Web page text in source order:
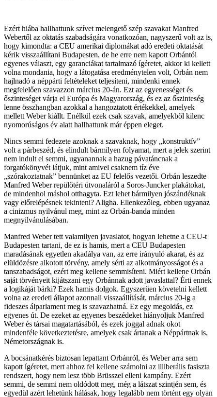
Ezért hiába hallhattunk szívet melengető szép szavakat Manfred
Webertől az oktatás szabadságára vonatkozóan, nagyszerű volt az is,
hogy kimondta: a CEU amerikai diplomákat adó eredeti oktatását
kérik visszaállítani Budapesten, de he erre nem kapott Orbántól
egyenes választ, egy garanciákat tartalmazó ígéretet, akkor ki kellett
volna mondania, hogy a látogatása eredménytelen volt, Orbán nem
hajlnadó a néppárti feltételeket teljesíteni, mindenki ennek
megfelelően szavazzon március 20-án. Ezt az egyenességet és
őszinteséget várja el Európa és Magyarország, és ez az őszinteség
lenne összhangban azokkal a hangoztatott értékekkel, amelyek
mellett Weber kiállt. Enélkül ezek csak szavak, amelyekből kilenc
nyomorúságos év alatt hallhattunk már éppen eleget.
Nincs semmi fedezete azoknak a szavaknak, hogy „konstruktív”
volt a párbeszéd, és elindult bármilyen folyamat, mert a jelek szerint
nem indult el semmi, ugyanannak a hazug pávatáncnak a
forgatókönyvét látjuk, mint amivel csaknem tíz éve
„szórakoztatnak” bennünket az EU felelős vezetői. Orbán leszedte
Manfred Weber repülőtéri útvonaláról a Soros-Juncker plakátokat,
de mindenhol máshol otthagyta. Ezt lehet bármilyen jószándéknak
vagy előrelépésnek tekinteni? Aligha. Ellenkezőleg, ebben ugyanaz
a cinizmus nyilvánul meg, mint az Orbán-banda minden
megnyilvánulásában.
Manfred Weber tett valamilyen javaslatot, hogyan lehetne a CEU-t
Budapesten tartani, de ez is hamis, mert a CEU Budapesten
maradásának egyetlen akadálya van, az erre irányuló akarat, és az
elüldözésre alkotott törvény, amely sérti az alkotmányosságot és a
tanszabadságot, ezért meg kellene semmisíteni. Miért kellene Orbán
saját törvényeit kijátszani egy Orbánnak adott javaslattal? Érti ennek
a logikáját bárki? Ezek hamis dolgok. Egyszerűen követelni kellett
volna az eredeti állapot azonnali visszaállítását, március 20-ig a
fideszes álparlament meg is szavazhatná. Ez egy megoldás, ez
egyenes út. De ezeket az egyenes beszédeket hiányoljuk Manfred
Weber és társai magatartásából, és ezek joggal adnak okot
mindenféle következtetésre, amelyek csak ártanak a Néppártnak is,
Németországnak is.
A bocsánatkérés biztosan lepattant Orbánról, és Weber arra sem
kapott ígéretet, mert ahhoz fel kellene számolni az illiberális fasiszta
rendszert, hogy nem lesz több Brüsszel elleni kampány. Ezért
semmi, de semmi nem oldódott meg, még a látszat szintjén sem, és
egyedül azért lehetünk hálásak, hogy legalább nem történt egy olyan